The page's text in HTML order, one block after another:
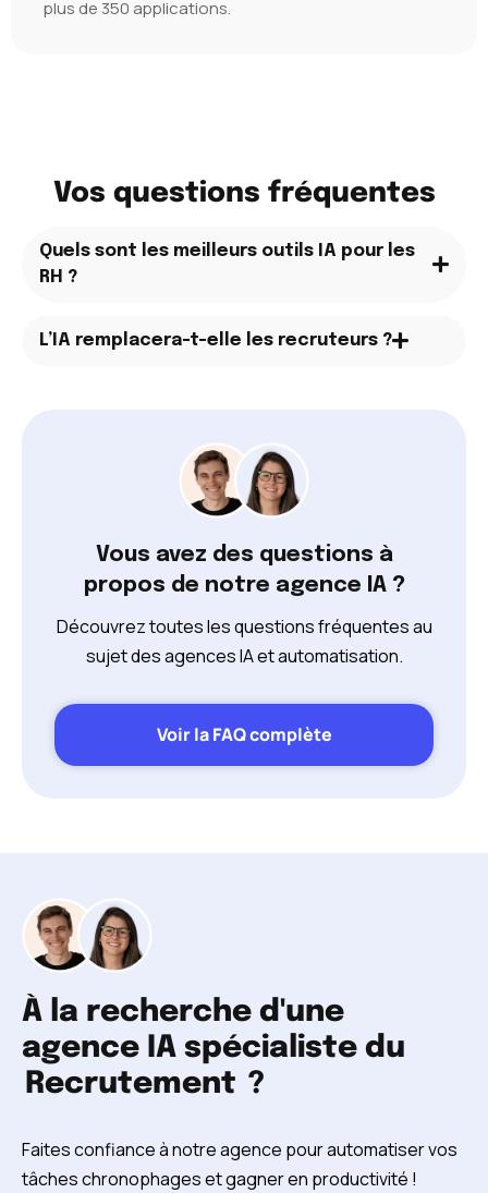
plus de 350 applications.
Vous avez des questions à
propos de notre agence IA ?
Découvrez toutes les questions fréquentes au
sujet des agences IA et automatisation.
Voir la FAQ complète
Vos questions fréquentes
Quels sont les meilleurs outils IA pour les
RH ?
L’IA remplacera-t-elle les recruteurs ?
À la recherche d'une
agence IA spécialiste du
Recrutement ?
Faites confiance à notre agence pour automatiser vos
tâches chronophages et gagner en productivité !